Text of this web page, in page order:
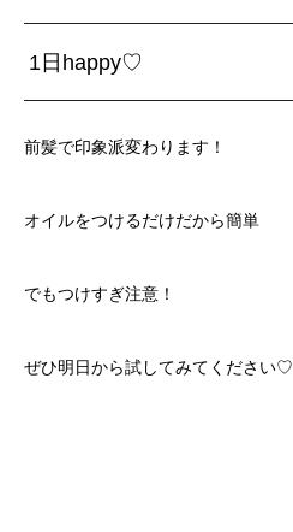
1日happy♡
前髪で印象派変わります！
オイルをつけるだけだから簡単
でもつけすぎ注意！
ぜひ明日から試してみてください♡